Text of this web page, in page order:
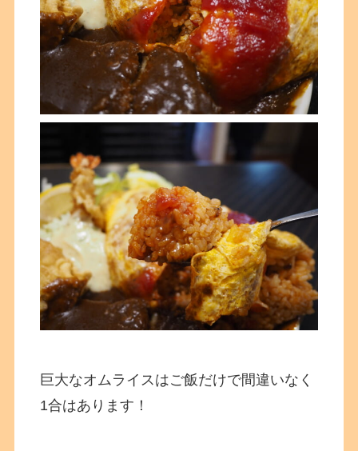
巨大なオムライスはご飯だけで間違いなく
1合はあります！